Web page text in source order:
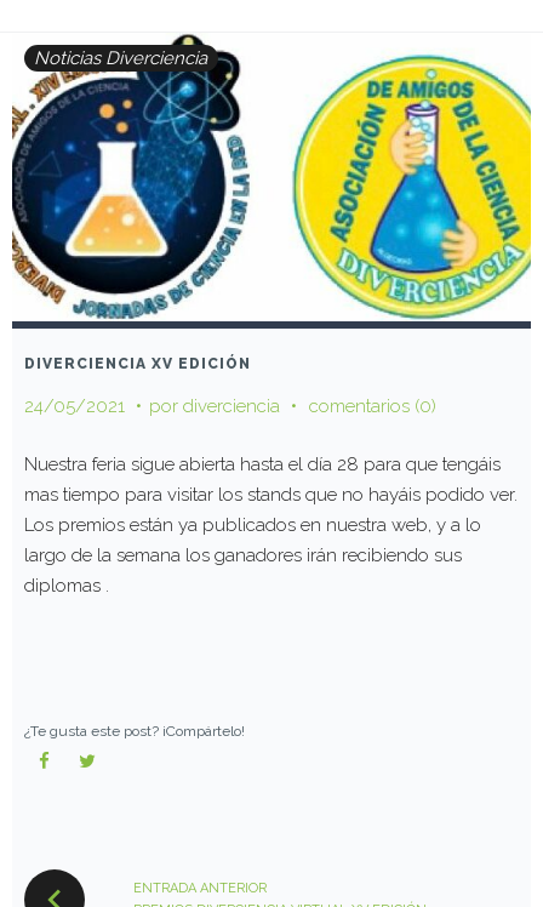
Noticias Diverciencia
DIVERCIENCIA XV EDICIÓN
24/05/2021 por diverciencia comentarios (0)
Nuestra feria sigue abierta hasta el día 28 para que tengáis
mas tiempo para visitar los stands que no hayáis podido ver.
Los premios están ya publicados en nuestra web, y a lo
largo de la semana los ganadores irán recibiendo sus
diplomas .
¿Te gusta este post? ¡Compártelo!
DE
ENTRADA ANTERIOR